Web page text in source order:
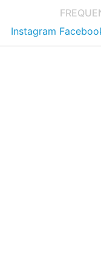
Instagram